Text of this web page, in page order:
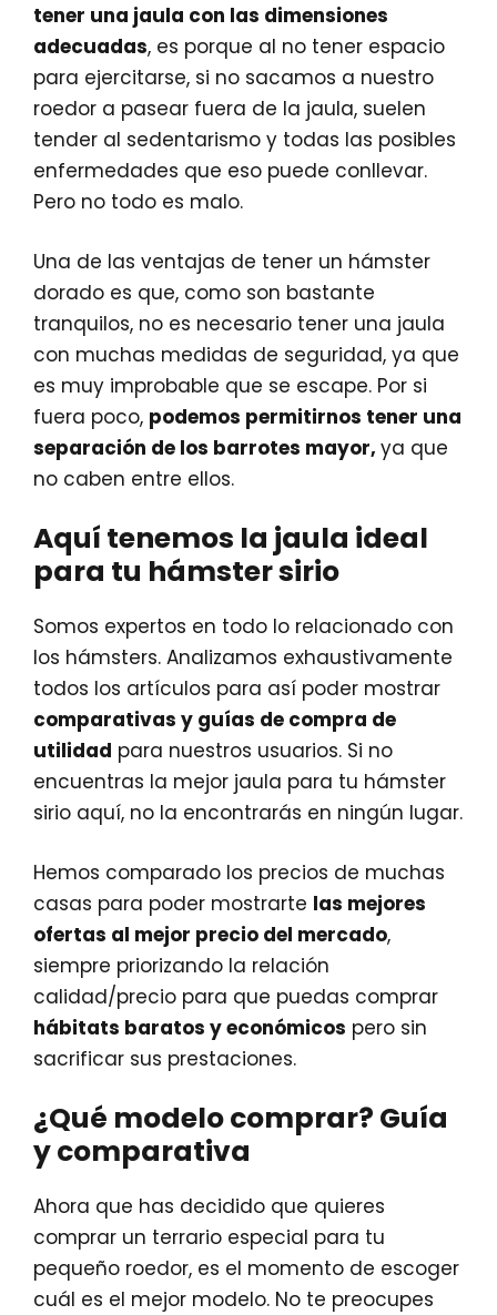
tener una jaula con las dimensiones
adecuadas, es porque al no tener espacio
para ejercitarse, si no sacamos a nuestro
roedor a pasear fuera de la jaula, suelen
tender al sedentarismo y todas las posibles
enfermedades que eso puede conllevar.
Pero no todo es malo.
Una de las ventajas de tener un hámster
dorado es que, como son bastante
tranquilos, no es necesario tener una jaula
con muchas medidas de seguridad, ya que
es muy improbable que se escape. Por si
fuera poco, podemos permitirnos tener una
separación de los barrotes mayor, ya que
no caben entre ellos.
Aquí tenemos la jaula ideal
para tu hámster sirio
Somos expertos en todo lo relacionado con
los hámsters. Analizamos exhaustivamente
todos los artículos para así poder mostrar
comparativas y guías de compra de
utilidad para nuestros usuarios. Si no
encuentras la mejor jaula para tu hámster
sirio aquí, no la encontrarás en ningún lugar.
Hemos comparado los precios de muchas
casas para poder mostrarte las mejores
ofertas al mejor precio del mercado,
siempre priorizando la relación
calidad/precio para que puedas comprar
hábitats baratos y económicos pero sin
sacrificar sus prestaciones.
¿Qué modelo comprar? Guía
y comparativa
Ahora que has decidido que quieres
comprar un terrario especial para tu
pequeño roedor, es el momento de escoger
cuál es el mejor modelo. No te preocupes